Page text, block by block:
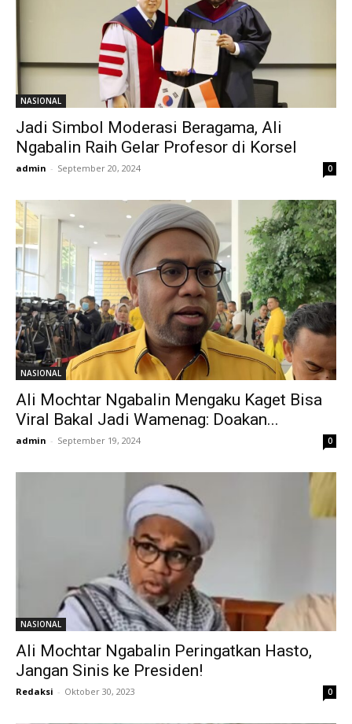
NASIONAL
Jadi Simbol Moderasi Beragama, Ali
Ngabalin Raih Gelar Profesor di Korsel
admin - September 20, 2024 0
NASIONAL
Ali Mochtar Ngabalin Mengaku Kaget Bisa
Viral Bakal Jadi Wamenag: Doakan...
admin - September 19, 2024 0
NASIONAL
Ali Mochtar Ngabalin Peringatkan Hasto,
Jangan Sinis ke Presiden!
Redaksi - Oktober 30, 2023 0